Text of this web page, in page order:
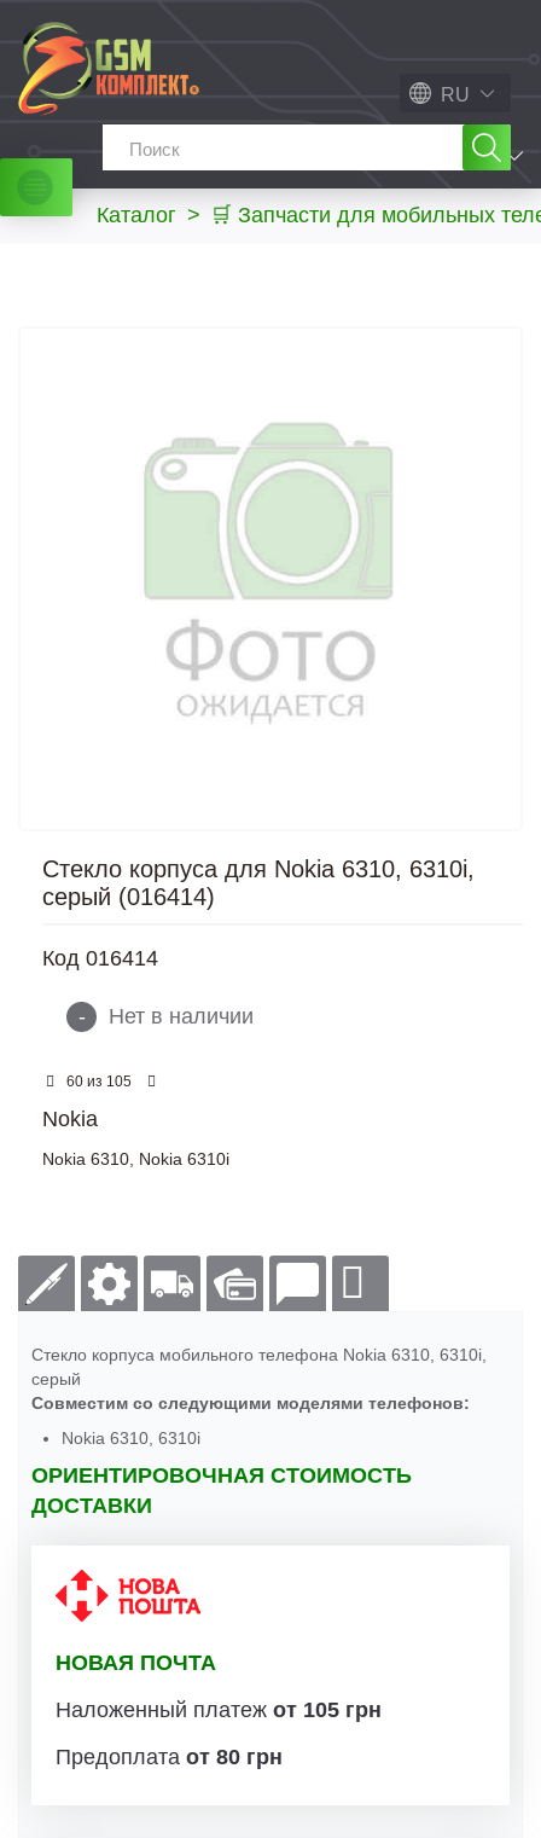
RU
МЕНЮ
Каталог > 🛒 Запчасти для мобильных
Стекло корпуса для Nokia 6310, 6310i,
серый (016414)
Код 016414
- Нет в наличии
60 из 105
Nokia
Nokia 6310 Nokia 6310i
Стекло корпуса мобильного телефона Nokia 6310, 6310i,
серый
Совместим со следующими моделями телефонов:
Nokia 6310, 6310i
ОРИЕНТИРОВОЧНАЯ СТОИМОСТЬ
ДОСТАВКИ
НОВАЯ ПОЧТА
Наложенный платеж от 105 грн
Предоплата от 80 грн